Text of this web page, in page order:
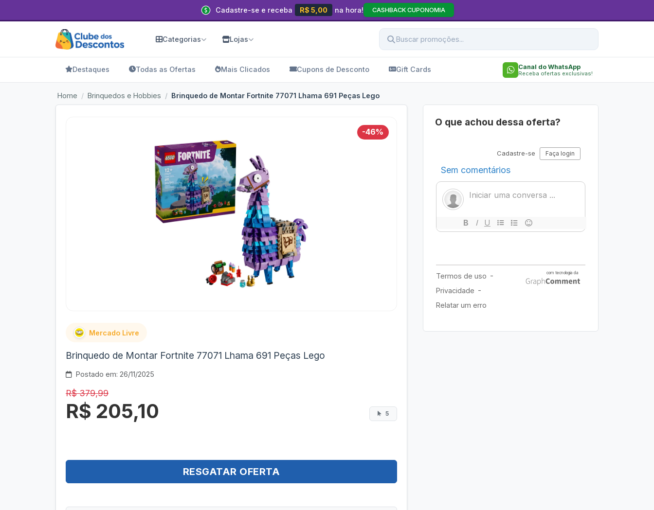
Cadastre-se e receba R$ 5,00 na hora! CASHBACK CUPONOMIA
Categorias Lojas
Destaques Todas as Ofertas Mais Clicados Cupons de Desconto Gift Cards Canal do WhatsApp
Receba ofertas exclusivas!
Home Brinquedos e Hobbies Brinquedo de Montar Fortnite 77071 Lhama 691 Peças Lego
-46%
Mercado Livre
Brinquedo de Montar Fortnite 77071 Lhama 691 Peças Lego
Postado em: 26/11/2025
R$ 379,99
R$ 205,10 5
RESGATAR OFERTA
O que achou dessa oferta?